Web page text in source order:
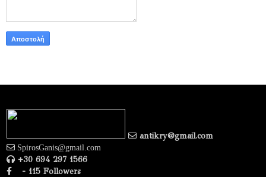
antikry@gmail.com
SpirosGanis@gmail.com
+30 694 297 1566
- 115 Followers